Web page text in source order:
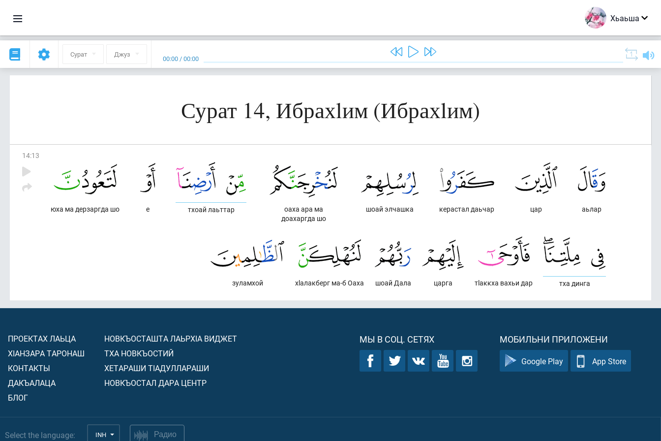
Хьаьша
Сурат Джуз 00:00 /00:00
Сурат 14, Ибрахlим (Ибрахlим)
14:13
аьлар
цар
керастал даьчар
шоай элчашка
оаха ара ма
доахаргда шо
тхоай лаьттар
е
юха ма дерзаргда шо
тха динга
тlаккха вахьи дар
царга
шоай Дала
хlалакберг ма-б Оаха
зуламхой
ПРОЕКТАХ ЛАЬЦА
ХIАНЗАРА ТАРОНАШ
КОНТАКТЫ
ДАКЪАЛАЦА
БЛОГ
НОВКЪОСТАШТА ЛАЬРХIА ВИДЖЕТ
ТХА НОВКЪОСТИЙ
ХЕТАРАШИ ТIАДУЛЛАРАШИ
НОВКЪОСТАЛ ДАРА ЦЕНТР
МЫ В СОЦ. СЕТЯХ МОБИЛЬНИ ПРИЛОЖЕНИ
Google Play App Store
Select the language: INH Радио